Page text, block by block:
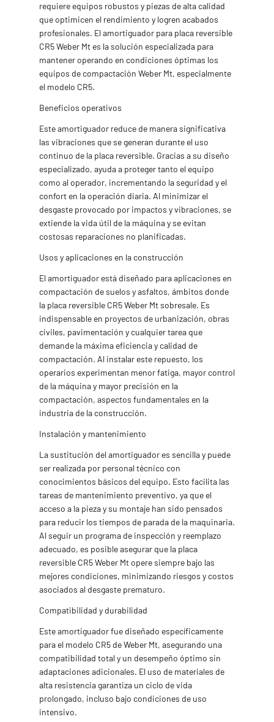
requiere equipos robustos y piezas de alta calidad
que optimicen el rendimiento y logren acabados
profesionales. El amortiguador para placa reversible
CR5 Weber Mt es la solución especializada para
mantener operando en condiciones óptimas los
equipos de compactación Weber Mt, especialmente
el modelo CR5.
Beneficios operativos
Este amortiguador reduce de manera significativa
las vibraciones que se generan durante el uso
continuo de la placa reversible. Gracias a su diseño
especializado, ayuda a proteger tanto el equipo
como al operador, incrementando la seguridad y el
confort en la operación diaria. Al minimizar el
desgaste provocado por impactos y vibraciones, se
extiende la vida útil de la máquina y se evitan
costosas reparaciones no planificadas.
Usos y aplicaciones en la construcción
El amortiguador está diseñado para aplicaciones en
compactación de suelos y asfaltos, ámbitos donde
la placa reversible CR5 Weber Mt sobresale. Es
indispensable en proyectos de urbanización, obras
civiles, pavimentación y cualquier tarea que
demande la máxima eficiencia y calidad de
compactación. Al instalar este repuesto, los
operarios experimentan menor fatiga, mayor control
de la máquina y mayor precisión en la
compactación, aspectos fundamentales en la
industria de la construcción.
Instalación y mantenimiento
La sustitución del amortiguador es sencilla y puede
ser realizada por personal técnico con
conocimientos básicos del equipo. Esto facilita las
tareas de mantenimiento preventivo, ya que el
acceso a la pieza y su montaje han sido pensados
para reducir los tiempos de parada de la maquinaria.
Al seguir un programa de inspección y reemplazo
adecuado, es posible asegurar que la placa
reversible CR5 Weber Mt opere siempre bajo las
mejores condiciones, minimizando riesgos y costos
asociados al desgaste prematuro.
Compatibilidad y durabilidad
Este amortiguador fue diseñado específicamente
para el modelo CR5 de Weber Mt, asegurando una
compatibilidad total y un desempeño óptimo sin
adaptaciones adicionales. El uso de materiales de
alta resistencia garantiza un ciclo de vida
prolongado, incluso bajo condiciones de uso
intensivo.